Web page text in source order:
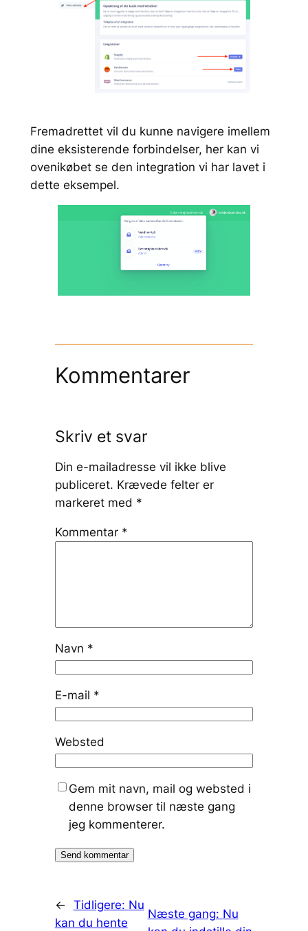
Fremadrettet vil du kunne navigere imellem
dine eksisterende forbindelser, her kan vi
ovenikøbet se den integration vi har lavet i
dette eksempel.
Kommentarer
Skriv et svar
Din e-mailadresse vil ikke blive
publiceret. Krævede felter er
markeret med *
Kommentar *
Navn *
E-mail *
Websted
Gem mit navn, mail og websted i
denne browser til næste gang
jeg kommenterer.
← Tidligere: Nu
kan du hente
Næste gang: Nu